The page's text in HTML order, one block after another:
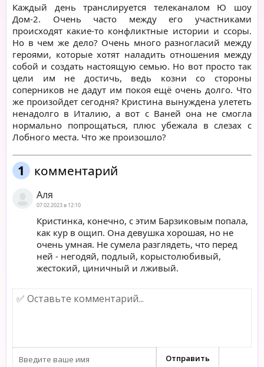
Каждый день транслируется телеканалом Ю шоу
Дом-2. Очень часто между его участниками
происходят какие-то конфликтные истории и ссоры.
Но в чем же дело? Очень много разногласий между
героями, которые хотят наладить отношения между
собой и создать настоящую семью. Но вот просто так
цели им не достичь, ведь козни со стороны
соперников не дадут им покоя ещё очень долго. Что
же произойдет сегодня? Кристина вынуждена улететь
ненадолго в Италию, а вот с Ваней она не смогла
нормально попрощаться, плюс убежала в слезах с
Лобного места. Что же произошло?
1 комментарий
Аля
07.02.2023 в 12:10
Кристинка, конечно, с этим Барзиковым попала,
как кур в ощип. Она девушка хорошая, но не
очень умная. Не сумела разглядеть, что перед
ней - негодяй, подлый, корыстолюбивый,
жестокий, циничный и лживый.